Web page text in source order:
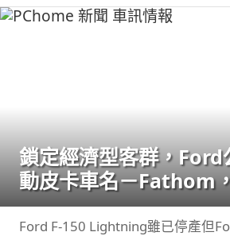
鎖定經濟型客群，Ford
動皮卡車名－Fathom
美元起
Ford F-150 Lightning雖已停產但